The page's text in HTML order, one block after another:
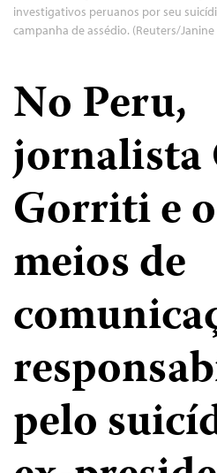
investigativos peruanos por seu
campanha de assédio. (Reuters/Janine
No Peru,
jornalista
Gorriti e
meios de
pelo